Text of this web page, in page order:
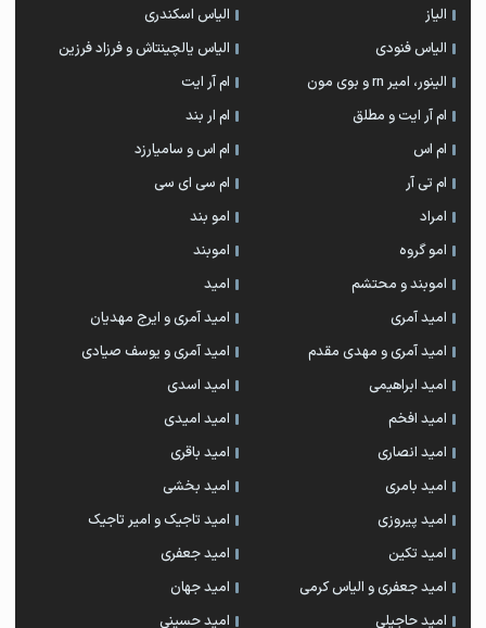
الیاز
الیاس اسکندری
الیاس فنودی
الیاس یالچینتاش و فرزاد فرزین
الینور، امیر rn و بوی مون
ام آر ایت
ام آر ایت و مطلق
ام‌ ار بند
ام اس
ام اس و سامیارزد
ام تی آر
ام سی ای سی
امراد
امو بند
امو گروه
اموبند
اموبند و محتشم
امید
امید آمری
امید آمری و ایرج مهدیان
امید آمری و مهدی مقدم
امید آمری و یوسف صیادی
امید ابراهیمی
امید اسدی
امید افخم
امید امیدی
امید انصاری
امید باقری
امید بامری
امید بخشی
امید پیروزی
امید تاجیک و امیر تاجیک
امید تکین
امید جعفری
امید جعفری و الیاس کرمی
امید جهان
امید حاجیلی
امید حسینی